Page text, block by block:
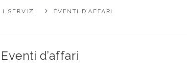
I SERVIZI EVENTI D’AFFARI
Eventi d’affari